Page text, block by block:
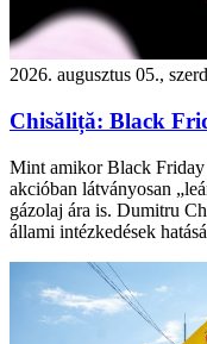
2026. augusztus 05.,
Chisăliță: Black
Mint amikor Black Friday
akcióban látványosan
gázolaj ára is. Dumitru
állami intézkedések